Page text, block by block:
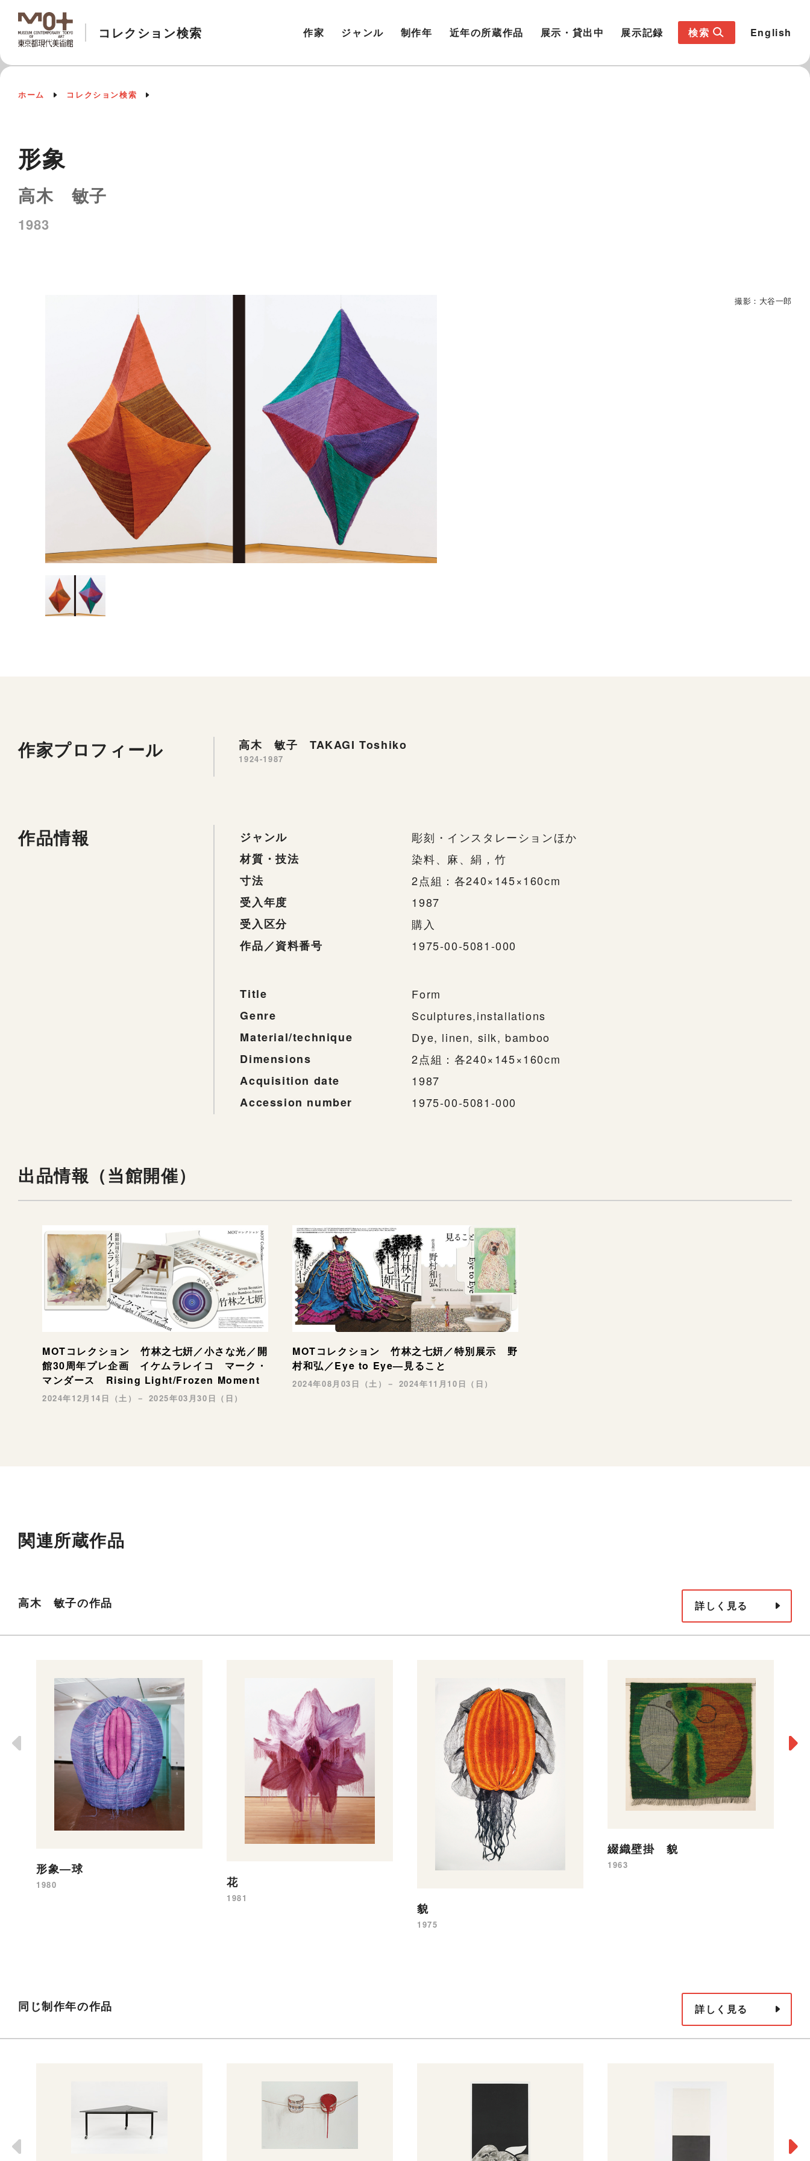
コレクション検索 作家 ジャンル 制作年 近年の所蔵作品 展示・貸出中 展示記録 検索 English
ホーム コレクション検索
形象
高木 敏子
1983
撮影：大谷一郎
作家プロフィール 高木 敏子 TAKAGI Toshiko
1924-1987
作品情報 ジャンル
彫刻・インスタレーションほか
材質・技法
染料、麻、絹，竹
寸法
2点組：各240×145×160cm
受入年度
1987
受入区分
購入
作品／資料番号
1975-00-5081-000
Title
Form
Genre
Sculptures,installations
Material/technique
Dye, linen, silk, bamboo
Dimensions
2点組：各240×145×160cm
Acquisition date
1987
Accession number
1975-00-5081-000
出品情報（当館開催）
MOTコレクション 竹林之七姸／小さな光／開
館30周年プレ企画 イケムラレイコ マーク・
マンダース Rising Light/Frozen Moment
2024年12月14日（土）－ 2025年03月30日（日）
MOTコレクション 竹林之七姸／特別展示 野
村和弘／Eye to Eye—見ること
2024年08月03日（土）－ 2024年11月10日（日）
関連所蔵作品
高木 敏子の作品 詳しく見る
形象—球
1980 花
1981
貌
1975
綴織壁掛 貌
1963
同じ制作年の作品 詳しく見る